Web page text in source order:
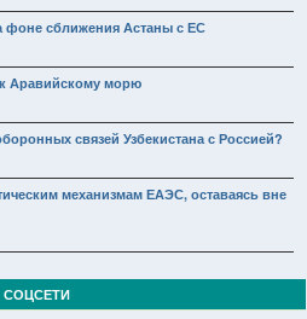
фоне сближения Астаны с ЕС
к Аравийскому морю
связей Узбекистана с Россией?
механизмам ЕАЭС, оставаясь вне
СОЦСЕТИ